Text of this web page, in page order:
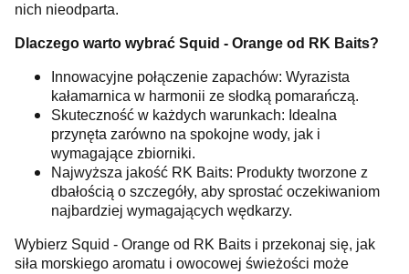
nich nieodparta.
Dlaczego warto wybrać Squid - Orange od RK Baits?
Innowacyjne połączenie zapachów: Wyrazista
kałamarnica w harmonii ze słodką pomarańczą.
Skuteczność w każdych warunkach: Idealna
przynęta zarówno na spokojne wody, jak i
wymagające zbiorniki.
Najwyższa jakość RK Baits: Produkty tworzone z
dbałością o szczegóły, aby sprostać oczekiwaniom
najbardziej wymagających wędkarzy.
Wybierz Squid - Orange od RK Baits i przekonaj się, jak
siła morskiego aromatu i owocowej świeżości może